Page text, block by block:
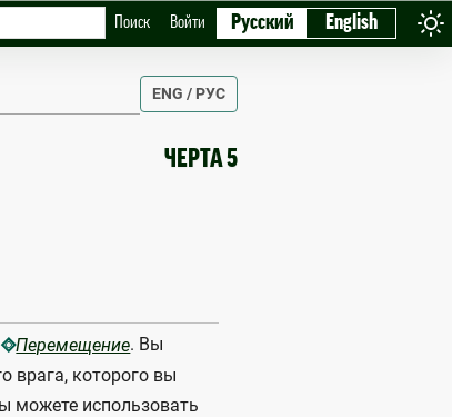
Поиск Войти Русский English
ENG / РУС
ЧЕРТА 5
Перемещение. Вы
врага, которого вы
можете использовать